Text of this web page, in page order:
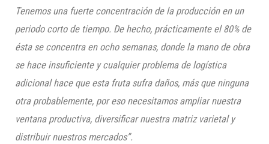
Tenemos una fuerte concentración de la producción en un
periodo corto de tiempo. De hecho, prácticamente el 80% de
ésta se concentra en ocho semanas, donde la mano de obra
se hace insuficiente y cualquier problema de logística
adicional hace que esta fruta sufra daños, más que ninguna
otra probablemente, por eso necesitamos ampliar nuestra
ventana productiva, diversificar nuestra matriz varietal y
distribuir nuestros mercados”.